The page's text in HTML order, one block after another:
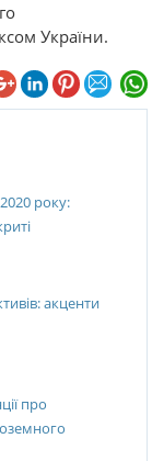
року:
акценти
про
України.